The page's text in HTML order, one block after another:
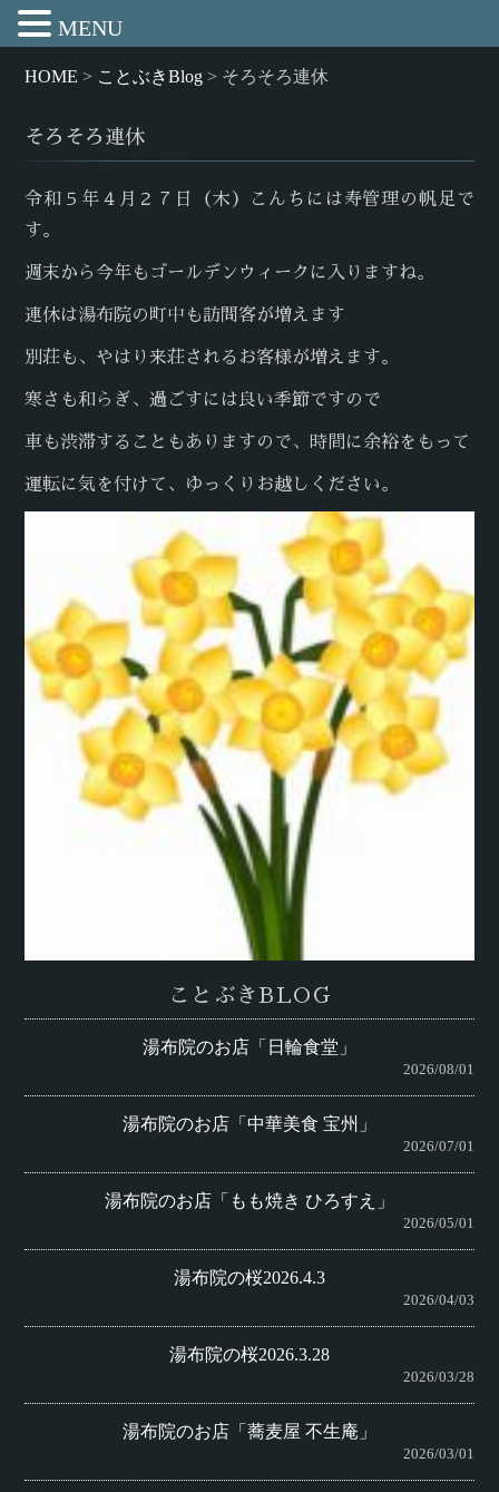
HOME > ことぶきBlog > そろそろ連休
そろそろ連休
令和５年４月２７日（木）こんちには寿管理の帆足で
す。
週末から今年もゴールデンウィークに入りますね。
連休は湯布院の町中も訪問客が増えます
別荘も、やはり来荘されるお客様が増えます。
寒さも和らぎ、過ごすには良い季節ですので
車も渋滞することもありますので、時間に余裕をもって
運転に気を付けて、ゆっくりお越しください。
ことぶきBLOG
湯布院のお店「日輪食堂」
2026/08/01
湯布院のお店「中華美食 宝州」
2026/07/01
湯布院のお店「もも焼き ひろすえ」
2026/05/01
湯布院の桜2026.4.3
2026/04/03
湯布院の桜2026.3.28
2026/03/28
湯布院のお店「蕎麦屋 不生庵」
2026/03/01
MENU